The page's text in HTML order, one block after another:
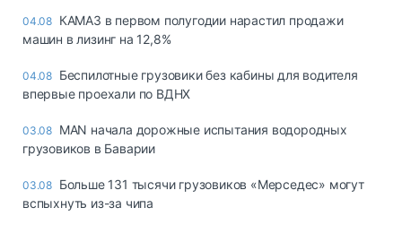
04.08 КАМАЗ в первом полугодии нарастил продажи
машин в лизинг на 12,8%
04.08 Беспилотные грузовики без кабины для водителя
впервые проехали по ВДНХ
03.08 MAN начала дорожные испытания водородных
грузовиков в Баварии
03.08 Больше 131 тысячи грузовиков «Мерседес» могут
вспыхнуть из-за чипа